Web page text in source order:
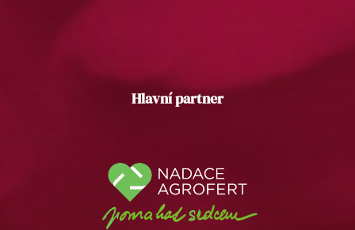
Hlavní partner